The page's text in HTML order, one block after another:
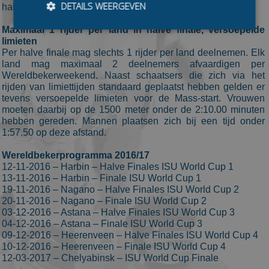
halve finale worden verreden.
Maximaal 1 rijder per land in halve finale, versoepelde
limieten
Per halve finale mag slechts 1 rijder per land deelnemen. Elk
land mag maximaal 2 deelnemers afvaardigen per
Wereldbekerweekend. Naast schaatsers die zich via het
rijden van limiettijden standaard geplaatst hebben gelden er
tevens versoepelde limieten voor de Mass-start. Vrouwen
moeten daarbij op de 1500 meter onder de 2:10.00 minuten
hebben gereden. Mannen plaatsen zich bij een tijd onder
1:57.50 op deze afstand.
Wereldbekerprogramma 2016/17
12-11-2016 – Harbin – Halve Finales ISU World Cup 1
13-11-2016 – Harbin – Finale ISU World Cup 1
19-11-2016 – Nagano – Halve Finales ISU World Cup 2
20-11-2016 – Nagano – Finale ISU World Cup 2
03-12-2016 – Astana – Halve Finales ISU World Cup 3
04-12-2016 – Astana – Finale ISU World Cup 3
09-12-2016 – Heerenveen – Halve Finales ISU World Cup 4
10-12-2016 – Heerenveen – Finale ISU World Cup 4
12-03-2017 – Chelyabinsk – ISU World Cup Finale
DETAILS WEERGEVEN
Bezoekersgegevens Gerichte advertenties
Prestatiecookies worden gebruikt om te zien hoe
bezoekers de website gebruiken, bijv. analytische
cookies. Deze cookies kunnen niet worden gebruikt om
een bepaalde bezoeker direct te identificeren.
Aanbieder/
Vervaldatum
Google LLC
.schaatspeloton.nl
asssociated
Universal
Analytics -
significant
update to
more
commonly